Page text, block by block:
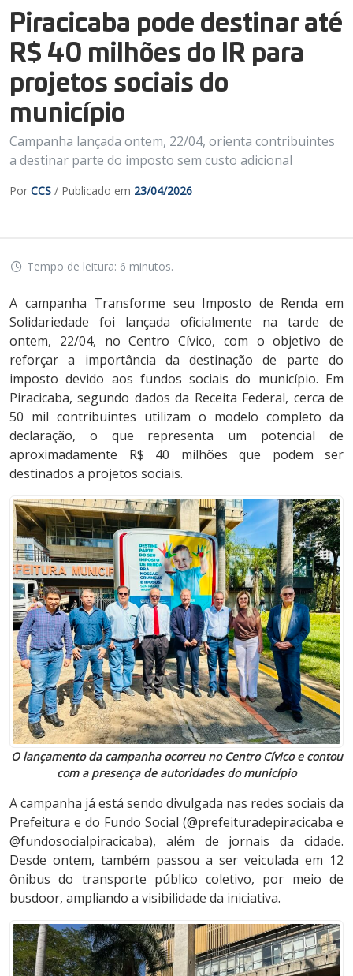
Piracicaba pode destinar até
R$ 40 milhões do IR para
projetos sociais do
município
Campanha lançada ontem, 22/04, orienta contribuintes
a destinar parte do imposto sem custo adicional
Por CCS / Publicado em 23/04/2026
Tempo de leitura: 6 minutos.
A campanha Transforme seu Imposto de Renda em
Solidariedade foi lançada oficialmente na tarde de
ontem, 22/04, no Centro Cívico, com o objetivo de
reforçar a importância da destinação de parte do
imposto devido aos fundos sociais do município. Em
Piracicaba, segundo dados da Receita Federal, cerca de
50 mil contribuintes utilizam o modelo completo da
declaração, o que representa um potencial de
aproximadamente R$ 40 milhões que podem ser
destinados a projetos sociais.
O lançamento da campanha ocorreu no Centro Cívico e contou
com a presença de autoridades do município
A campanha já está sendo divulgada nas redes sociais da
Prefeitura e do Fundo Social (@prefeituradepiracicaba e
@fundosocialpiracicaba), além de jornais da cidade.
Desde ontem, também passou a ser veiculada em 12
ônibus do transporte público coletivo, por meio de
busdoor, ampliando a visibilidade da iniciativa.